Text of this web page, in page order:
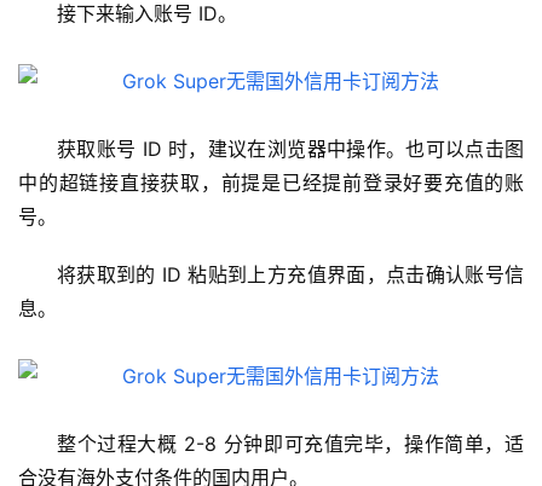
c
接下来输入账号 ID。
获取账号 ID 时，建议在浏览器中操作。也可以点击图
中的超链接直接获取，前提是已经提前登录好要充值的账
号。
将获取到的 ID 粘贴到上方充值界面，点击确认账号信
息。
整个过程大概 2-8 分钟即可充值完毕，操作简单，适
合没有海外支付条件的国内用户。